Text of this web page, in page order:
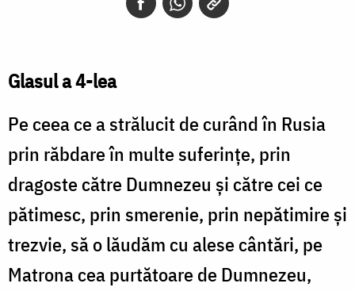
Glasul a 4-lea
Pe ceea ce a strălucit de curând în Rusia
prin răbdare în multe suferinţe, prin
dragoste către Dumnezeu şi către cei ce
pătimesc, prin smerenie, prin nepătimire şi
trezvie, să o lăudăm cu alese cântări, pe
Matrona cea purtătoare de Dumnezeu,